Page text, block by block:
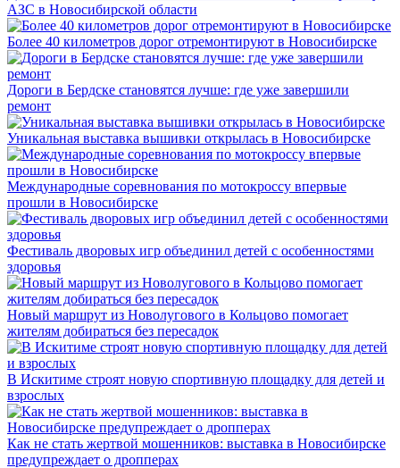
АЗС в Новосибирской области
Более 40 километров дорог отремонтируют в Новосибирске
Дороги в Бердске становятся лучше: где уже завершили
ремонт
Уникальная выставка вышивки открылась в Новосибирске
Международные соревнования по мотокроссу впервые
прошли в Новосибирске
Фестиваль дворовых игр объединил детей с особенностями
здоровья
Новый маршрут из Новолугового в Кольцово помогает
жителям добираться без пересадок
В Искитиме строят новую спортивную площадку для детей и
взрослых
Как не стать жертвой мошенников: выставка в Новосибирске
предупреждает о дропперах